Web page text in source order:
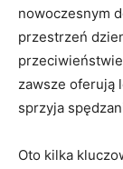
nowoczesnym
przestrzeń
zawsze oferują
sprzyja
Oto kilka